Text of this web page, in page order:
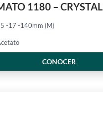
1180 – CRYSTAL
-17 -140mm (M)
CONOCER